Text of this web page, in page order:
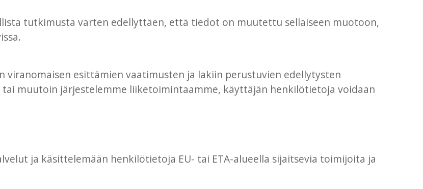
tutkimusta varten edellyttäen, että tiedot on muutettu sellaiseen muotoon,
esittämien vaatimusten ja lakiin perustuvien edellytysten
tai muutoin järjestelemme liiketoimintaamme, käyttäjän henkilötietoja voidaan
ja käsittelemään henkilötietoja EU- tai ETA-alueella sijaitsevia toimijoita ja